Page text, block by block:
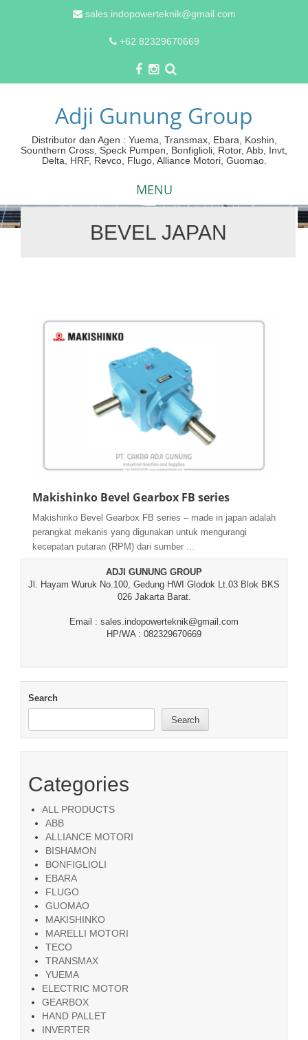
sales.indopowerteknik@gmail.com
+62 82329670669
Adji Gunung Group
Distributor dan Agen : Yuema, Transmax, Ebara, Koshin,
Sounthern Cross, Speck Pumpen, Bonfiglioli, Rotor, Abb, Invt,
Delta, HRF, Revco, Flugo, Alliance Motori, Guomao.
MENU
BEVEL JAPAN
Makishinko Bevel Gearbox FB series
Makishinko Bevel Gearbox FB series – made in japan adalah
perangkat mekanis yang digunakan untuk mengurangi
kecepatan putaran (RPM) dari sumber ...
ADJI GUNUNG GROUP
Jl. Hayam Wuruk No.100, Gedung HWI Glodok Lt.03 Blok BKS
026 Jakarta Barat.
Email : sales.indopowerteknik@gmail.com
HP/WA : 082329670669
Search
Search
Categories
ALL PRODUCTS
ABB
ALLIANCE MOTORI
BISHAMON
BONFIGLIOLI
EBARA
FLUGO
GUOMAO
MAKISHINKO
MARELLI MOTORI
TECO
TRANSMAX
YUEMA
ELECTRIC MOTOR
GEARBOX
HAND PALLET
INVERTER